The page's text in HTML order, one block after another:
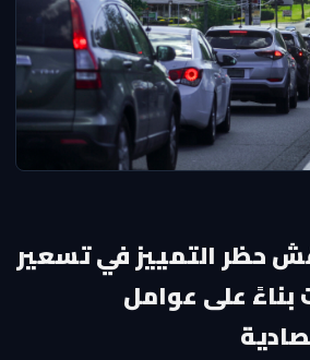
حظر التمييز في تسعير
بناءً على عوامل